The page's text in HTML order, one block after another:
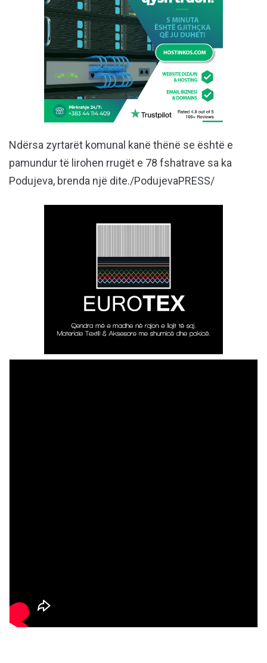
Ndërsa zyrtarët komunal kanë thënë se është e
pamundur të lirohen rrugët e 78 fshatrave sa ka
Podujeva, brenda një dite./PodujevaPRESS/